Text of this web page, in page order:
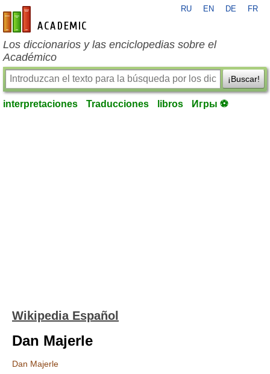
es-academic.com
RU EN DE FR
Los diccionarios y las enciclopedias sobre el
Académico
¡Buscar!
interpretaciones Traducciones libros Игры ⚽
Wikipedia Español
Dan Majerle
Dan Majerle